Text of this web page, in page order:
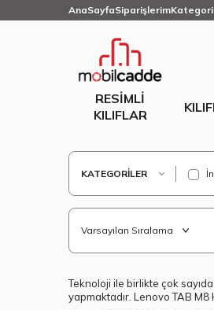
AnaSayfaSiparişlerim
RESIMLI
KILIFLAR
KATEGORILER
Teknoloji ile birlikte çok
yapmaktadır. Lenovo TAB